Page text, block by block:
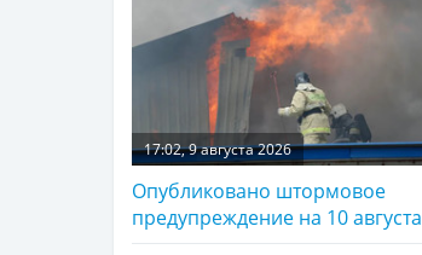
17:02, 9 августа 2026
Опубликовано штормовое
предупреждение на 10 августа